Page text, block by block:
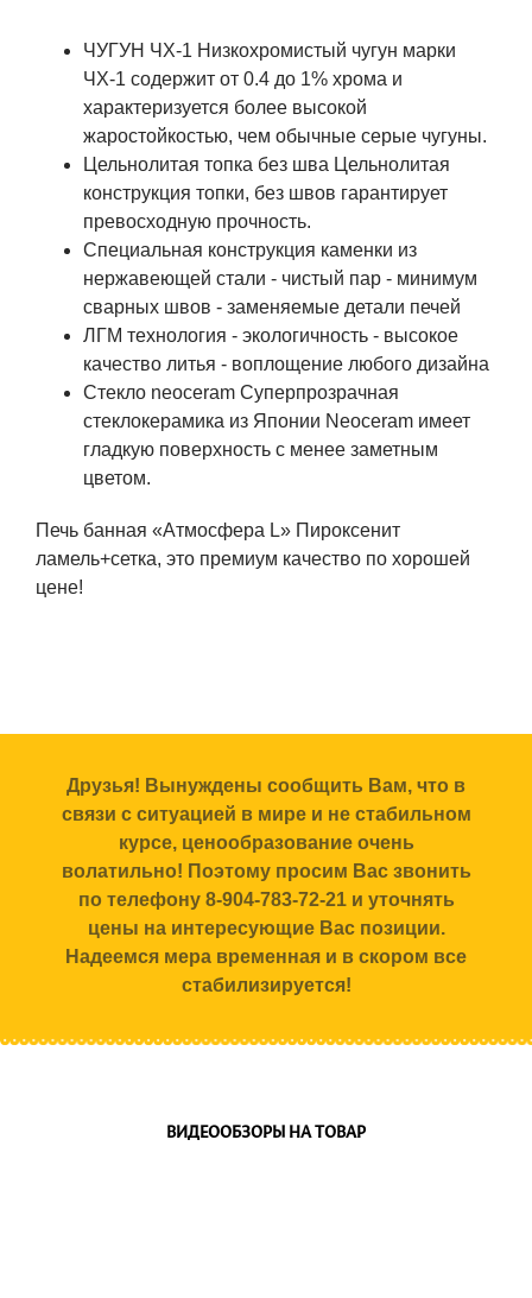
ЧУГУН ЧХ-1 Низкохромистый чугун марки
ЧХ-1 содержит от 0.4 до 1% хрома и
характеризуется более высокой
жаростойкостью, чем обычные серые чугуны.
Цельнолитая топка без шва Цельнолитая
конструкция топки, без швов гарантирует
превосходную прочность.
Специальная конструкция каменки из
нержавеющей стали - чистый пар - минимум
сварных швов - заменяемые детали печей
ЛГМ технология - экологичность - высокое
качество литья - воплощение любого дизайна
Стекло neoceram Суперпрозрачная
стеклокерамика из Японии Neoceram имеет
гладкую поверхность с менее заметным
цветом.
Печь банная «Атмосфера L» Пироксенит
ламель+сетка, это премиум качество по хорошей
цене!
Друзья! Вынуждены сообщить Вам, что в
связи с ситуацией в мире и не стабильном
курсе, ценообразование очень
волатильно! Поэтому просим Вас звонить
по телефону 8-904-783-72-21 и уточнять
цены на интересующие Вас позиции.
Надеемся мера временная и в скором все
стабилизируется!
ВИДЕООБЗОРЫ НА ТОВАР